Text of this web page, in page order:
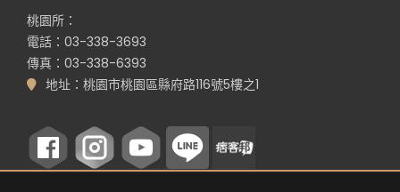
桃園所：
電話：03-338-3693
傳真：03-338-6393
地址：桃園市桃園區縣府路116號5樓之1